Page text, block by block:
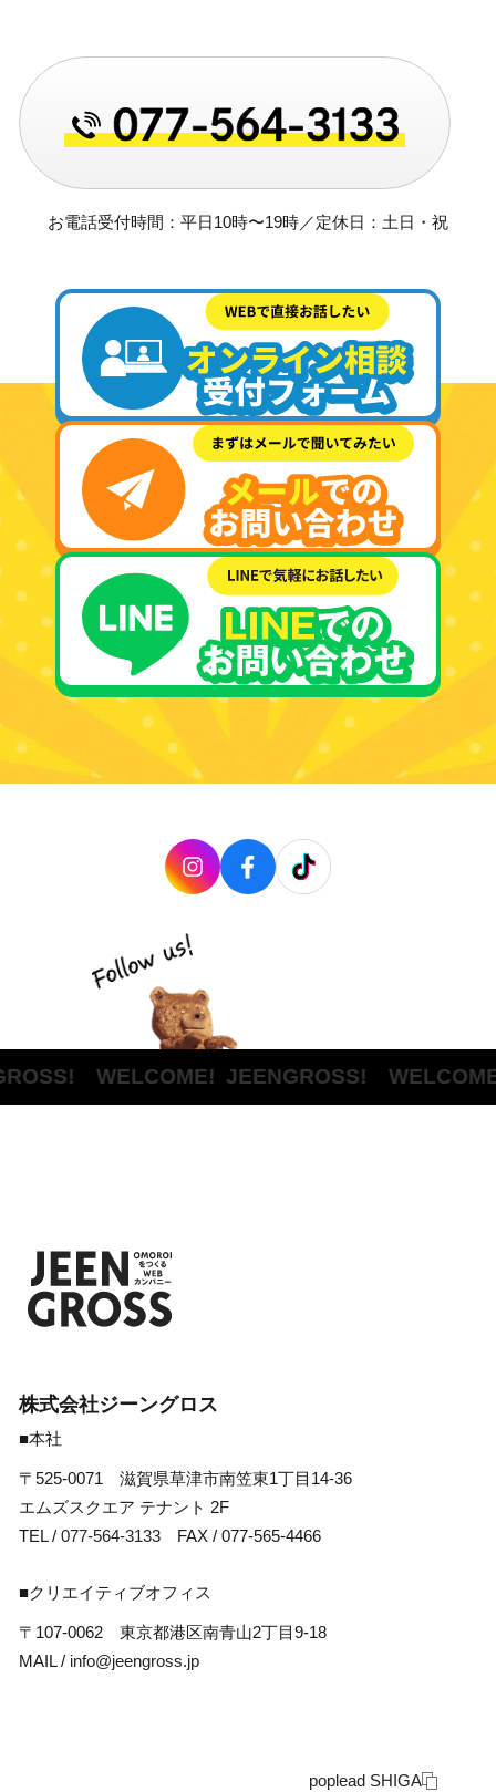
お電話受付時間：平日10時〜19時／定休日：土日・祝
WELCOME!JEENGROSS! WELCOME!
poplead SHIGA
株式会社ジーングロス
■本社
〒525-0071 滋賀県草津市南笠東1丁目14-36
エムズスクエア テナント 2F
TEL / 077-564-3133 FAX / 077-565-4466
■クリエイティブオフィス
〒107-0062 東京都港区南青山2丁目9-18
MAIL / info@jeengross.jp